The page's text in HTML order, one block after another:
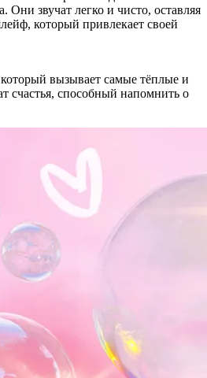
звучат легко и чисто, оставляя
который привлекает своей
вызывает самые тёплые и
счастья, способный напомнить о